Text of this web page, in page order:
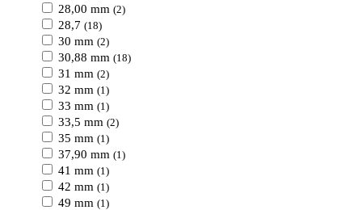
28,00 mm (2)
28,7 (18)
30 mm (2)
30,88 mm (18)
31 mm (2)
32 mm (1)
33 mm (1)
33,5 mm (2)
35 mm (1)
37,90 mm (1)
41 mm (1)
42 mm (1)
49 mm (1)